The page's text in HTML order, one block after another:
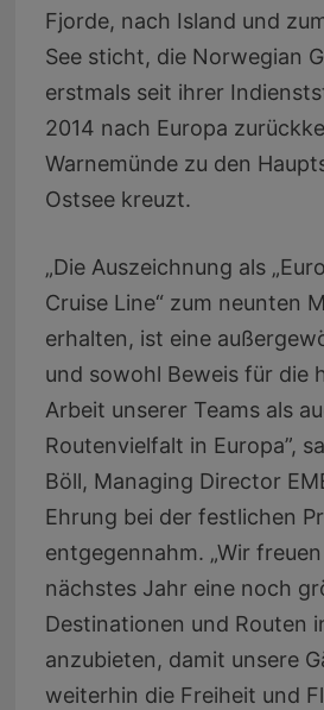
Fjorde, nach Island und
See sticht, die Norwegian
erstmals seit ihrer
2014 nach Europa
Warnemünde zu den
Ostsee kreuzt.
„Die Auszeichnung als
Cruise Line“ zum neunten
erhalten, ist eine
und sowohl Beweis für die
Arbeit unserer Teams als
Routenvielfalt in Europa”,
Böll, Managing Director
Ehrung bei der festlichen
entgegennahm. „Wir
nächstes Jahr eine noch
Destinationen und Routen
anzubieten, damit unsere
weiterhin die Freiheit und